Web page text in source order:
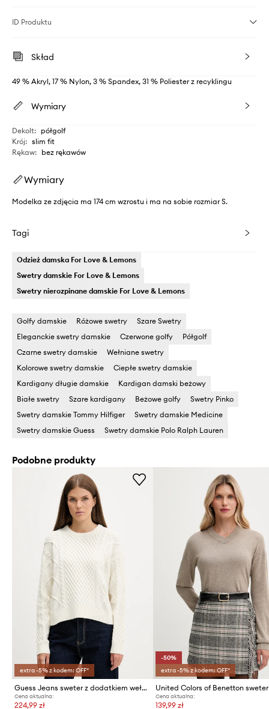
ID Produktu
Skład
49 % Akryl, 17 % Nylon, 3 % Spandex, 31 % Poliester z recyklingu
Wymiary
Dekolt: półgolf
Krój: slim fit
Rękaw: bez rękawów
Wymiary
Modelka ze zdjęcia ma 174 cm wzrostu i ma na sobie rozmiar S.
Tagi
Odzież damska For Love & Lemons
Swetry damskie For Love & Lemons
Swetry nierozpinane damskie For Love & Lemons
Golfy damskie Różowe swetry
Szare Swetry
Eleganckie swetry damskie
Czerwone golfy
Półgolf
Czarne swetry damskie
Wełniane swetry
Kolorowe swetry damskie
Ciepłe swetry damskie
Kardigany długie damskie
Kardigan damski beżowy
Białe swetry
Szare kardigany Beżowe golfy
Swetry Pinko
Swetry damskie Tommy Hilfiger
Swetry damskie Medicine
Swetry damskie Guess
Swetry damskie Polo Ralph Lauren
Podobne produkty
extra -5% z kodem: OFF*
Guess Jeans sweter z dodatkiem wełny
Cena aktualna:
224,99 zł
-50%
extra -5% z kodem: OFF*
Cena aktualna:
139,99 zł